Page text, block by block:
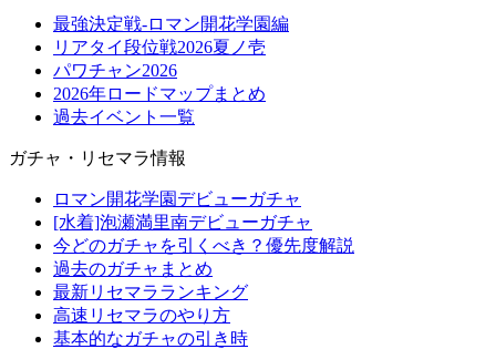
最強決定戦-ロマン開花学園編
リアタイ段位戦2026夏ノ壱
パワチャン2026
2026年ロードマップまとめ
過去イベント一覧
ガチャ・リセマラ情報
ロマン開花学園デビューガチャ
[水着]泡瀬満里南デビューガチャ
今どのガチャを引くべき？優先度解説
過去のガチャまとめ
最新リセマラランキング
高速リセマラのやり方
基本的なガチャの引き時